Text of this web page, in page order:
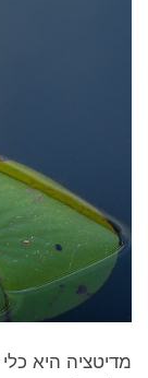
מדיטציה היא